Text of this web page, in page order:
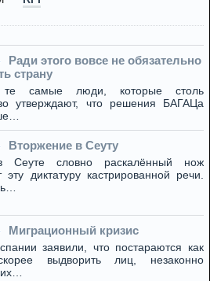
Ради этого вовсе не обязательно
страну
самые люди, которые столь
утверждают, что решения БАГАЦа
Вторжение в Сеуту
Сеуте словно раскалённый нож
эту диктатуру кастрированной речи.
Миграционный кризис
заявили, что постараются как
выдворить лиц, незаконно